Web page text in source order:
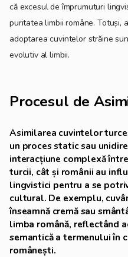
că excesul de împrumuturi
puritatea limbii române. Totuși,
adoptarea cuvintelor străine
evolutiv al limbii.
Procesul de
Asimilarea cuvintelor
un proces static sau
interacțiune complexă
turcii, cât și românii au
lingvistici pentru a se
cultural. De exemplu,
înseamnă cremă sau
limba română, reflectând
semantică a termenului în
românești.